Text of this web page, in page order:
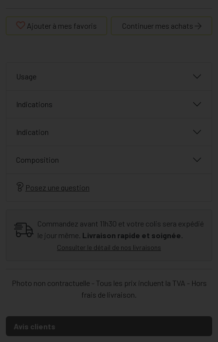
Ajouter à mes favoris Continuer mes achats
Usage
Indications
Indication
Composition
Posez une question
Commandez avant 11h30 et votre colis sera expédié
le jour même. Livraison rapide et soignée.
Consulter le détail de nos livraisons
Photo non contractuelle - Tous les prix incluent la TVA - Hors
frais de livraison.
Avis clients